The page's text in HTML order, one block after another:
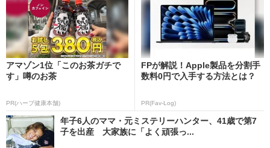
アマゾン1位「このお茶ガチで
す」噂のお茶
PR(ハーブ健康本舗)
FPが解説！Apple製品を分割手
数料0円で入手する方法とは？
PR(Fav-Log)
年子6人のママ・元ミステリーハンター、41歳で第7
子を出産 大家族に「よく頑張っ...